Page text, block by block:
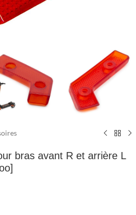
bras avant R et arrière L